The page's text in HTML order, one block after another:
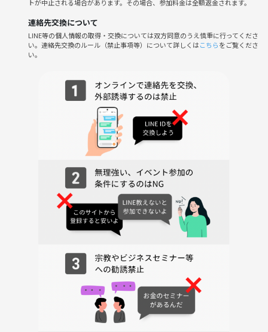
トが中止される場合があります。その場合、参加料金は全額返金されます。
連絡先交換について
LINE等の個人情報の取得・交換については双方同意のうえ慎重に行ってくださ
い。連絡先交換のルール（禁止事項等）について詳しくはこちらをご覧くださ
い。